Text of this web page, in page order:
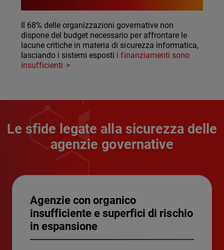
Il 68% delle organizzazioni governative non
dispone del budget necessario per affrontare le
lacune critiche in materia di sicurezza informatica,
lasciando i sistemi esposti i finanziamenti sono
insufficienti
Le sfide legate alla sicurezza delle
agenzie governative
Agenzie con organico
insufficiente e superfici di rischio
in espansione